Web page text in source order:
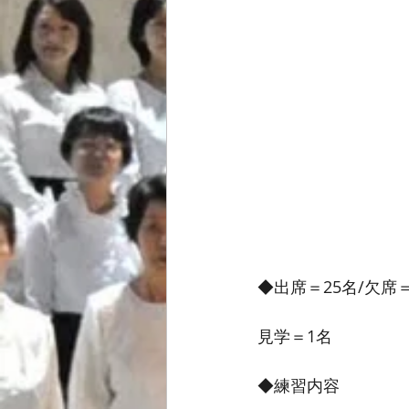
◆出席＝25名/欠席
見学＝1名
◆練習内容